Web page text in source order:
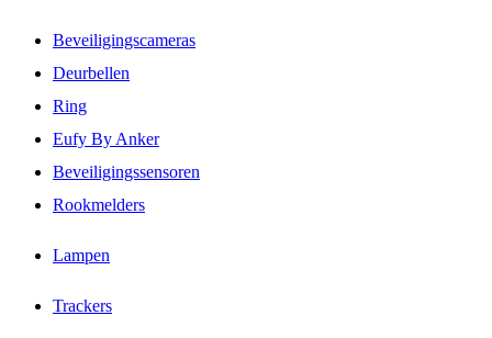
Beveiligingscameras
Deurbellen
Ring
Eufy By Anker
Beveiligingssensoren
Rookmelders
Lampen
Trackers